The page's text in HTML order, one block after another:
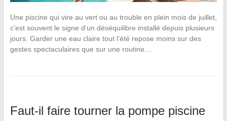
Une piscine qui vire au vert ou au trouble en plein mois de juillet,
c’est souvent le signe d’un déséquilibre installé depuis plusieurs
jours. Garder une eau claire tout l’été repose moins sur des
gestes spectaculaires que sur une routine…
Faut-il faire tourner la pompe piscine